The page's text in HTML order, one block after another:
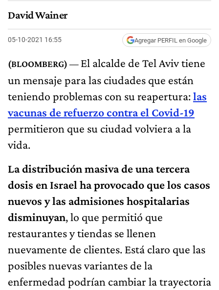
David Wainer
05-10-2021 16:55 Agregar PERFIL en Google
El alcalde de Tel Aviv tiene
un mensaje para las ciudades que están
teniendo problemas con su reapertura:las
vacunas de refuerzo contra el Covid-19
permitieron que su ciudad volviera a la
vida.
La distribución masiva de una tercera
dosis en Israel ha provocado que los casos
nuevos y las admisiones hospitalarias
disminuyan, lo que permitió que
restaurantes y tiendas se llenen
nuevamente de clientes. Está claro que las
posibles nuevas variantes de la
enfermedad podrían cambiar la trayectoria